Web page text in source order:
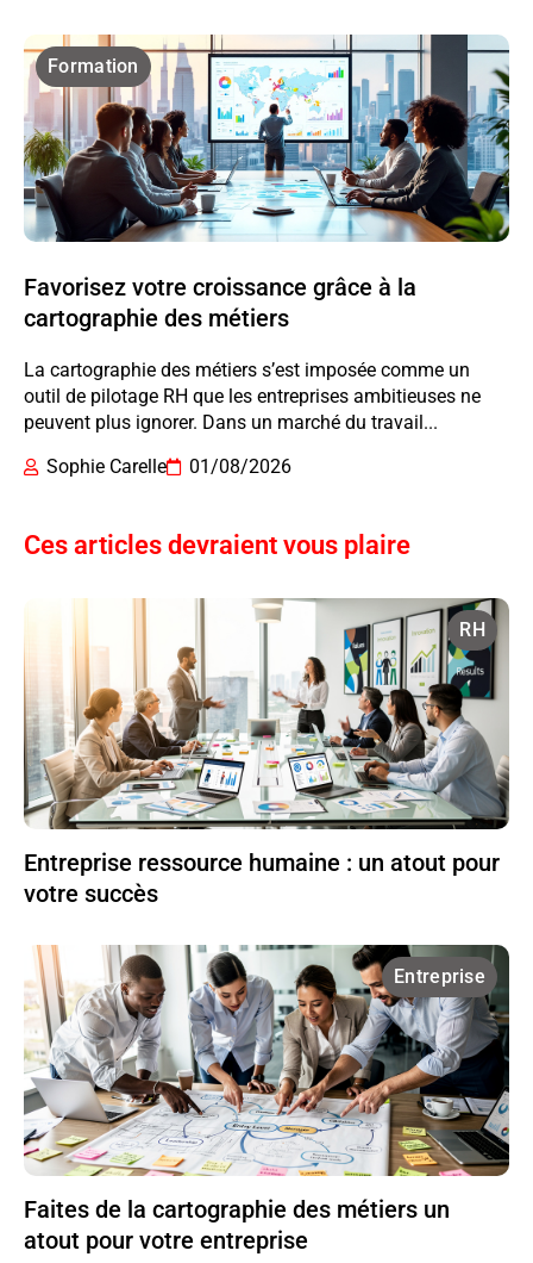
Formation
Favorisez votre croissance grâce à la
cartographie des métiers
La cartographie des métiers s’est imposée comme un
outil de pilotage RH que les entreprises ambitieuses ne
peuvent plus ignorer. Dans un marché du travail...
Sophie Carelle
01/08/2026
Ces articles devraient vous plaire
RH
Entreprise ressource humaine : un atout pour
votre succès
Entreprise
Faites de la cartographie des métiers un
atout pour votre entreprise